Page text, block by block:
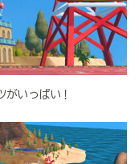
がいっぱい！